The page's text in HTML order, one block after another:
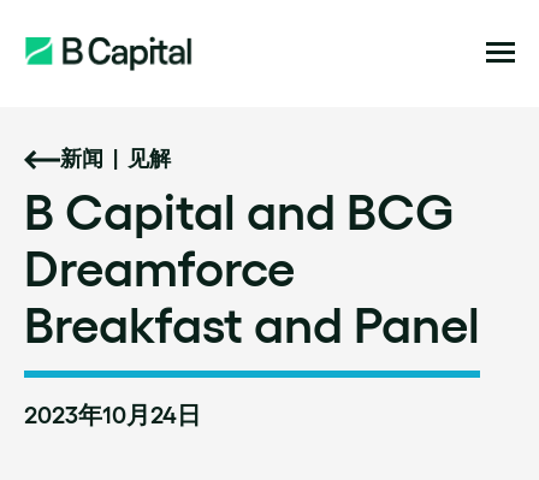
新闻 见解
B Capital and BCG
Dreamforce
Breakfast and Panel
2023年10月24日